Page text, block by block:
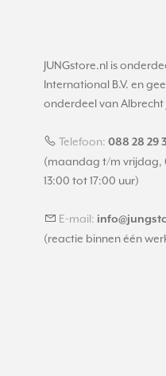
JUNGstore.nl is
International B.V. en
onderdeel van Albrecht
Telefoon: 088 28 29
(maandag t/m vrijdag,
13:00 tot 17:00 uur)
E-mail:
(reactie binnen één